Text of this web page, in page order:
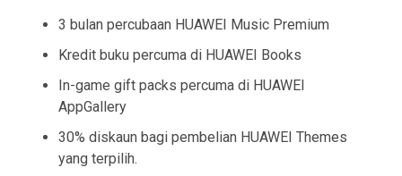
3 bulan percubaan HUAWEI Music Premium
Kredit buku percuma di HUAWEI Books
In-game gift packs percuma di HUAWEI
AppGallery
30% diskaun bagi pembelian HUAWEI Themes
yang terpilih.